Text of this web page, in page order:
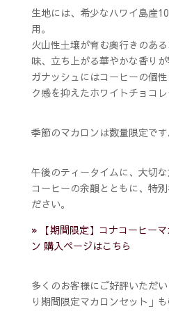
生地には、希少なハワイ島産
用。
火山性土壌が育む奥行きのあ
味、立ち上がる華やかな香りが
ガナッシュにはコーヒーの個
ク感を抑えたホワイトチョコレ
季節のマカロンは数量限定です
午後のティータイムに、大切な
コーヒーの余韻とともに、特
ださい。
» 【期間限定】コナコーヒー
ン 購入ページはこちら
多くのお客様にご好評いただ
り期間限定マカロンセット」